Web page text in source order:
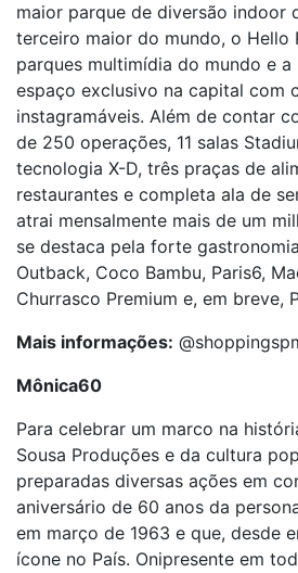
maior parque de diversão indoor
terceiro maior do mundo, o Hello
parques multimídia do mundo e a
espaço exclusivo na capital com
instagramáveis. Além de contar
de 250 operações, 11 salas
tecnologia X-D, três praças de
restaurantes e completa ala de
atrai mensalmente mais de um
se destaca pela forte
Outback, Coco Bambu, Paris6,
Churrasco Premium e, em breve,
Mais informações:
Mônica60
Para celebrar um marco na
Sousa Produções e da cultura
preparadas diversas ações em
aniversário de 60 anos da
em março de 1963 e que, desde
ícone no País. Onipresente em